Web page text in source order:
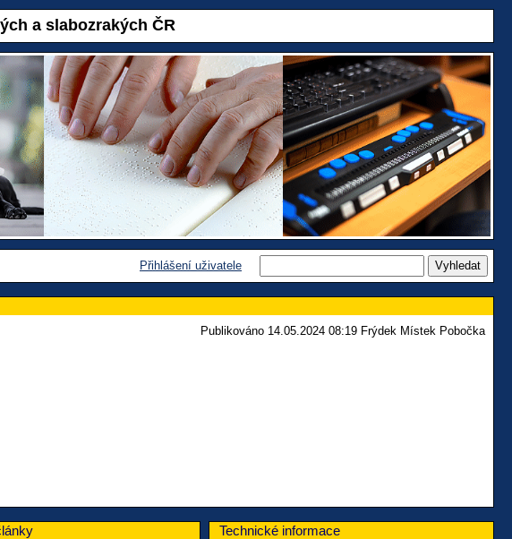
a slabozrakých ČR
Přihlášení uživatele
Publikováno 14.05.2024 08:19 Frýdek Místek Pobočka
Technické informace